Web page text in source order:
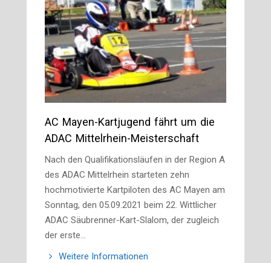
AC Mayen-Kartjugend fährt um die
ADAC Mittelrhein-Meisterschaft
Nach den Qualifikationsläufen in der Region A
des ADAC Mittelrhein starteten zehn
hochmotivierte Kartpiloten des AC Mayen am
Sonntag, den 05.09.2021 beim 22. Wittlicher
ADAC Säubrenner-Kart-Slalom, der zugleich
der erste…
Weitere Informationen